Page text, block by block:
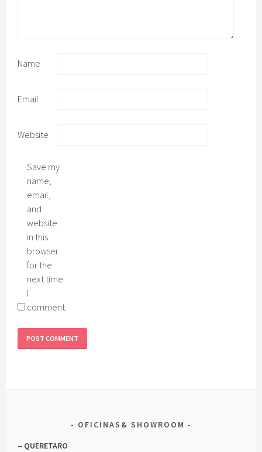
Name
Email
Website
Save my
name,
email,
and
website
in this
browser
for the
next time
I
comment.
OFICINAS& SHOWROOM
– QUERETARO